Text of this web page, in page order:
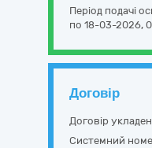
Період подачі
по 18-03-2026,
Договір
Договір
Системний